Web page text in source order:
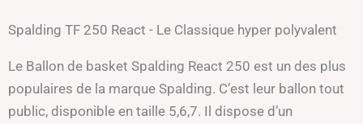
Spalding TF 250 React - Le Classique hyper polyvalent
Le Ballon de basket Spalding React 250 est un des plus
populaires de la marque Spalding. C’est leur ballon tout
public, disponible en taille 5,6,7. Il dispose d’un